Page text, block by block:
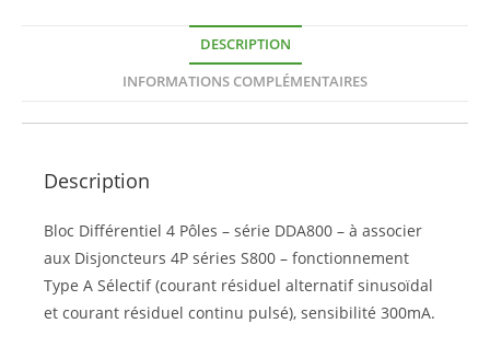
DESCRIPTION
INFORMATIONS COMPLÉMENTAIRES
Description
Bloc Différentiel 4 Pôles – série DDA800 – à associer
aux Disjoncteurs 4P séries S800 – fonctionnement
Type A Sélectif (courant résiduel alternatif sinusoïdal
et courant résiduel continu pulsé), sensibilité 300mA.